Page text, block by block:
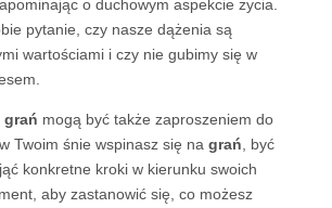
o duchowym aspekcie życia.
pytanie, czy nasze dążenia są
wartościami i czy nie gubimy się w
grań mogą być także zaproszeniem do
Twoim śnie wspinasz się na grań , być
konkretne kroki w kierunku swoich
aby zastanowić się, co możesz